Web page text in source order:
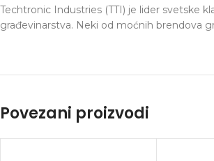
Techtronic Industries (TTI) je lider svetske
građevinarstva. Neki od moćnih brendova
Povezani proizvodi